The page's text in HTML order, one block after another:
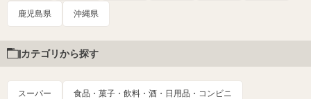
鹿児島県 沖縄県
カテゴリから探す
スーパー 食品・菓子・飲料・酒・日用品・コンビニ